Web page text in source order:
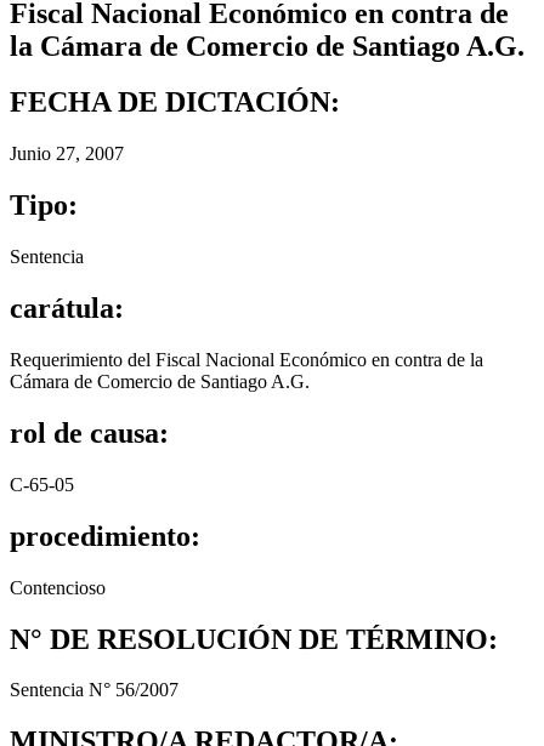
Fiscal Nacional Económico en contra de
la Cámara de Comercio de Santiago A.G.
FECHA DE DICTACIÓN:
Junio 27, 2007
Tipo:
Sentencia
carátula:
Requerimiento del Fiscal Nacional Económico en contra de la
Cámara de Comercio de Santiago A.G.
rol de causa:
C-65-05
procedimiento:
Contencioso
N° DE RESOLUCIÓN DE TÉRMINO:
Sentencia N° 56/2007